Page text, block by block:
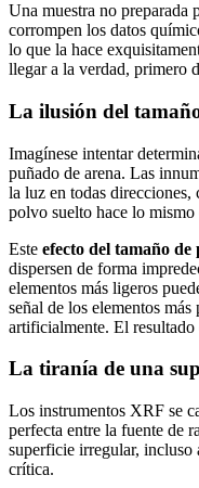
Una muestra no preparada
corrompen los datos
lo que la hace
llegar a la verdad, primero
La ilusión del
Imagínese intentar
puñado de arena. Las
la luz en todas direcciones,
polvo suelto hace lo
Este efecto del tamaño de
dispersen de forma
elementos más ligeros
señal de los elementos
artificialmente. El resultado
La tiranía de una
Los instrumentos XRF se
perfecta entre la fuente de
superficie irregular, incluso
crítica.